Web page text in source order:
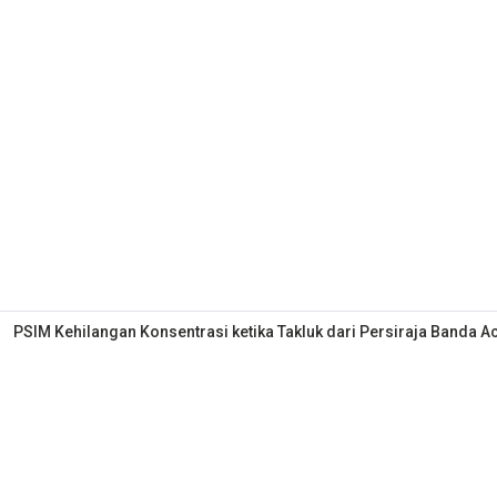
PSIM Kehilangan Konsentrasi ketika Takluk dari Persiraja Banda